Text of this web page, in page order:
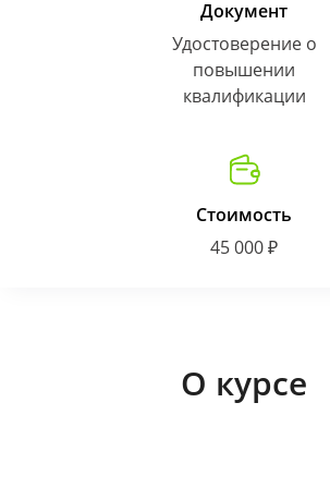
Документ
Удостоверение о
повышении
квалификации
Стоимость
45 000 ₽
О курсе